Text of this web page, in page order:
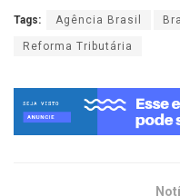
Tags: Agência Brasil
Reforma Tributária